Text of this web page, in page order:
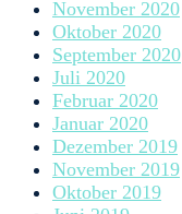
November 2020
Oktober 2020
September 2020
Juli 2020
Februar 2020
Januar 2020
Dezember 2019
November 2019
Oktober 2019